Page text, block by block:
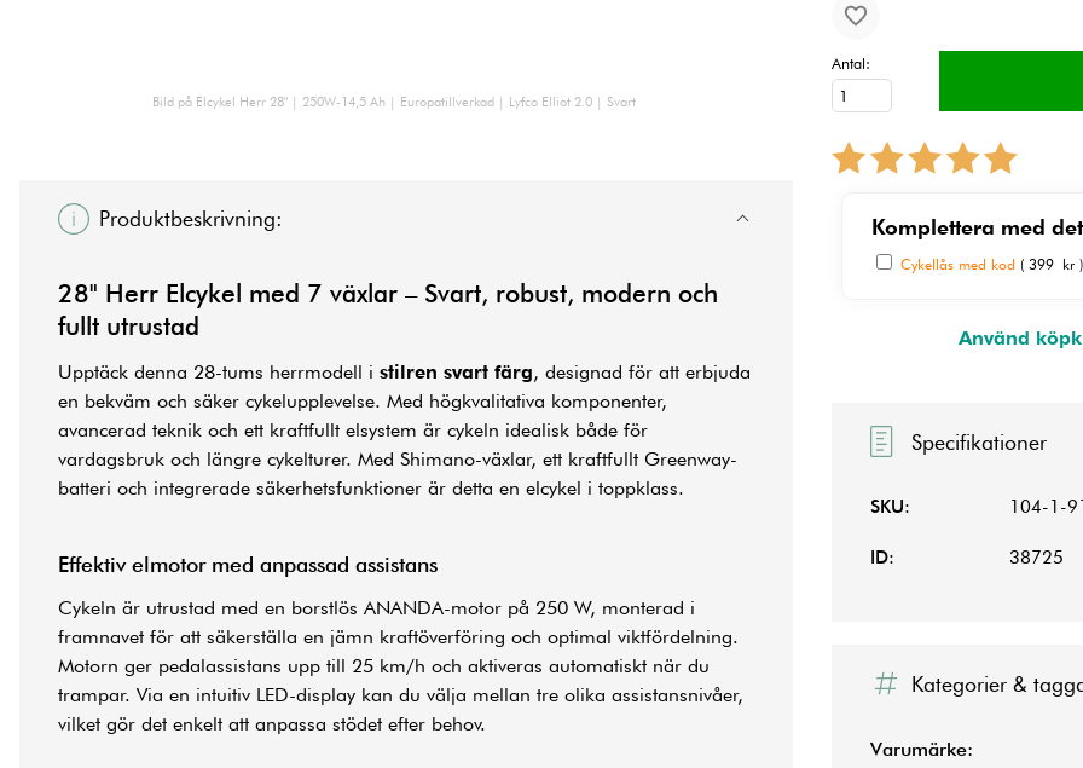
Bild på Elcykel Herr 28" | 250W-14,5 Ah | Europatillverkad | Lyfco Elliot 2.0 | Svart
Antal:
Komplettera med
Cykellås med kod ( 399 kr
Använd
Produktbeskrivning:
28" Herr Elcykel med 7 växlar – Svart, robust, modern och
fullt utrustad
Upptäck denna 28-tums herrmodell i stilren svart färg, designad för att erbjuda
en bekväm och säker cykelupplevelse. Med högkvalitativa komponenter,
avancerad teknik och ett kraftfullt elsystem är cykeln idealisk både för
vardagsbruk och längre cykelturer. Med Shimano-växlar, ett kraftfullt Greenway-
batteri och integrerade säkerhetsfunktioner är detta en elcykel i toppklass.
Effektiv elmotor med anpassad assistans
Cykeln är utrustad med en borstlös ANANDA-motor på 250 W, monterad i
framnavet för att säkerställa en jämn kraftöverföring och optimal viktfördelning.
Motorn ger pedalassistans upp till 25 km/h och aktiveras automatiskt när du
trampar. Via en intuitiv LED-display kan du välja mellan tre olika assistansnivåer,
vilket gör det enkelt att anpassa stödet efter behov.
Specifikationer
SKU: 104-1-
ID: 38725
Kategorier &
Varumärke: